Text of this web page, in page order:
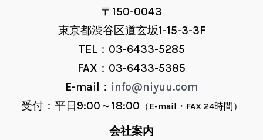
〒150-0043
東京都渋谷区道玄坂1-15-3-3F
TEL：03-6433-5285
FAX：03-6433-5385
E-mail： info@niyuu.com
受付：平日9:00～18:00 （E-mail・FAX 24時間）
会社案内